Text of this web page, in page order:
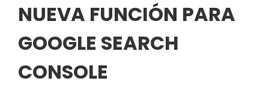
NUEVA FUNCIÓN PARA
GOOGLE SEARCH
CONSOLE